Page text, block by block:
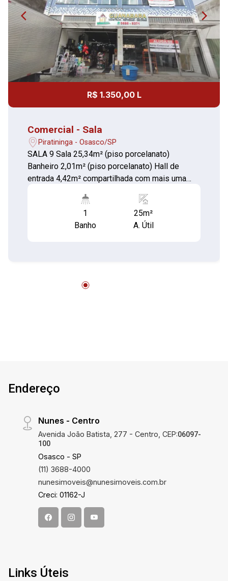
R$ 1.350,00 L
Comercial - Sala
Piratininga - Osasco/SP
SALA 9 Sala 25,34m² (piso porcelanato)
Banheiro 2,01m² (piso porcelanato) Hall de
entrada 4,42m² compartilhada com mais uma
variedades de comércios, escolas (públicas e
particulares), lazer como o Clube SESI e o
Borboletário Municipal de Osasco.
1
Banho
25m²
A. Útil
Endereço
Nunes - Centro
Avenida João Batista, 277 - Centro, CEP:06097-
100
Osasco - SP
(11) 3688-4000
nunesimoveis@nunesimoveis.com.br
Creci: 01162-J
Links Úteis